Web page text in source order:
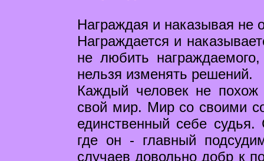
Награждая и наказывая
Награждается и
не любить
нельзя изменять решений.
Каждый человек не
свой мир. Мир со своими
единственный себе
где он - главный
случаев довольно добр к